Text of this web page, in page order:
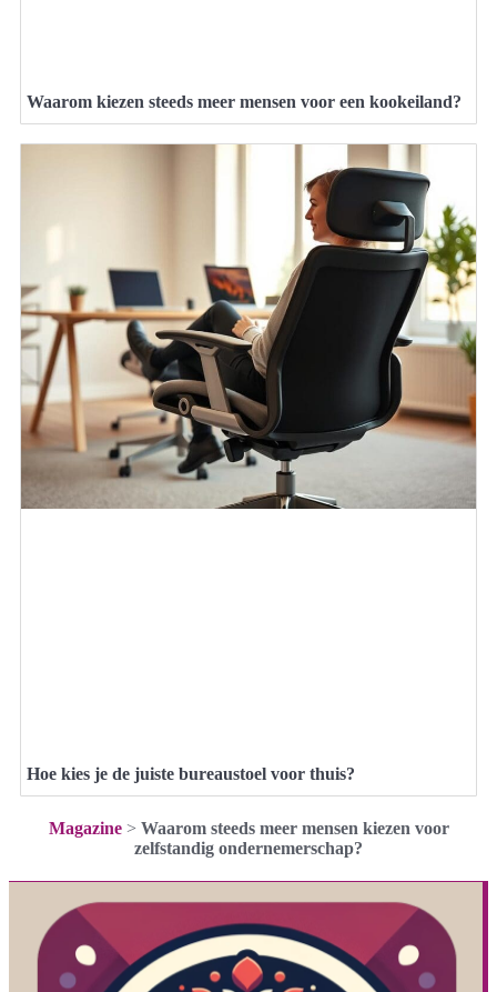
Waarom kiezen steeds meer mensen voor een kookeiland?
Hoe kies je de juiste bureaustoel voor thuis?
Magazine> Waarom steeds meer mensen kiezen voor
zelfstandig ondernemerschap?